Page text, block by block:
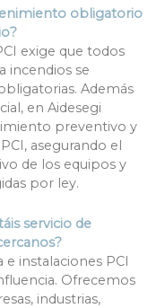
obligatorio
exige que todos
incendios se
Además
en Aidesegi
preventivo y
asegurando el
de los equipos y
por ley.
servicio de
instalaciones PCI
Ofrecemos
industrias,